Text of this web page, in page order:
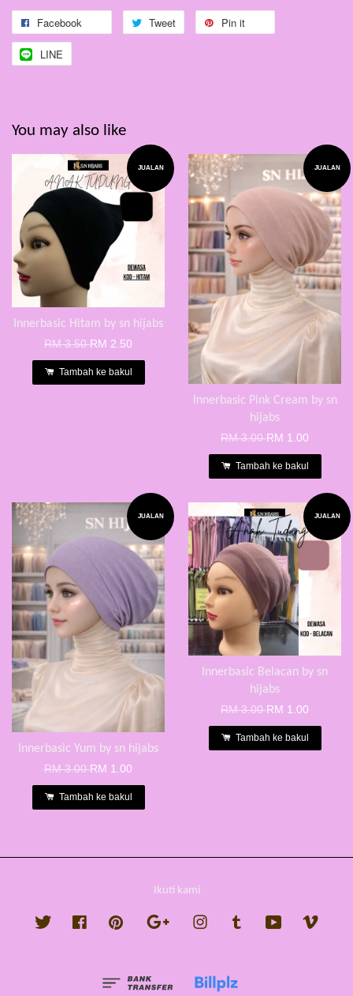
Facebook Tweet Pin it
LINE
You may also like
JUALAN
Innerbasic Hitam by sn hijabs
RM 3.50RM 2.50
Tambah ke bakul
JUALAN
Innerbasic Pink Cream by sn
hijabs
RM 3.00RM 1.00
Tambah ke bakul
JUALAN
Innerbasic Yum by sn hijabs
RM 3.00RM 1.00
Tambah ke bakul
JUALAN
Innerbasic Belacan by sn
hijabs
RM 3.00RM 1.00
Tambah ke bakul
Ikuti kami
Twitter FacebookPinterest Google InstagramTumblr YouTube